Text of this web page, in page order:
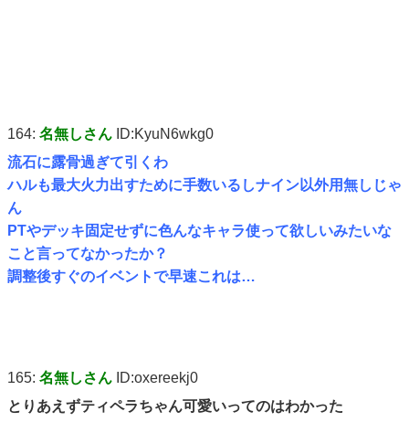
164: 名無しさん ID:KyuN6wkg0
流石に露骨過ぎて引くわ
ハルも最大火力出すために手数いるしナイン以外用無しじゃ
ん
PTやデッキ固定せずに色んなキャラ使って欲しいみたいな
こと言ってなかったか？
調整後すぐのイベントで早速これは…
165: 名無しさん ID:oxereekj0
とりあえずティペラちゃん可愛いってのはわかった